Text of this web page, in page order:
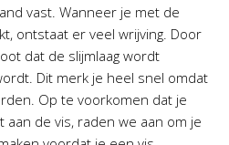
vast. Wanneer je met de
ontstaat er veel wrijving. Door
dat de slijmlaag wordt
Dit merk je heel snel omdat
Op te voorkomen dat je
de vis, raden we aan om je